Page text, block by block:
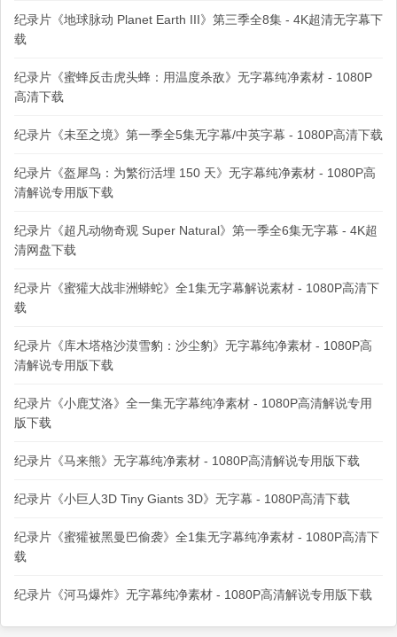
纪录片《地球脉动 Planet Earth III》第三季全8集 - 4K超清无字幕下
载
纪录片《蜜蜂反击虎头蜂：用温度杀敌》无字幕纯净素材 - 1080P
高清下载
纪录片《未至之境》第一季全5集无字幕/中英字幕 - 1080P高清下载
纪录片《盔犀鸟：为繁衍活埋 150 天》无字幕纯净素材 - 1080P高
清解说专用版下载
纪录片《超凡动物奇观 Super Natural》第一季全6集无字幕 - 4K超
清网盘下载
纪录片《蜜獾大战非洲蟒蛇》全1集无字幕解说素材 - 1080P高清下
载
纪录片《库木塔格沙漠雪豹：沙尘豹》无字幕纯净素材 - 1080P高
清解说专用版下载
纪录片《小鹿艾洛》全一集无字幕纯净素材 - 1080P高清解说专用
版下载
纪录片《马来熊》无字幕纯净素材 - 1080P高清解说专用版下载
纪录片《小巨人3D Tiny Giants 3D》无字幕 - 1080P高清下载
纪录片《蜜獾被黑曼巴偷袭》全1集无字幕纯净素材 - 1080P高清下
载
纪录片《河马爆炸》无字幕纯净素材 - 1080P高清解说专用版下载